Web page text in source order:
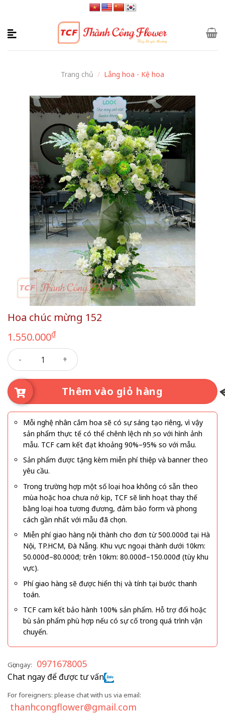
content
Trang chủ / Lẵng hoa - Kệ hoa
Hoa chúc mừng 152
1.550.000₫
Hoa chúc mừng 152 số lượng
Thêm vào giỏ hàng
Mỗi nghệ nhân cắm hoa sẽ có sự sáng tạo riêng, vì vậy
sản phẩm thực tế có thể chênh lệch nhẹ so với hình ảnh
mẫu. TCF cam kết đạt khoảng 90%–95% so với mẫu.
Sản phẩm được tặng kèm miễn phí thiệp và banner theo
yêu cầu.
Trong trường hợp một số loại hoa không có sẵn theo
mùa hoặc hoa chưa nở kịp, TCF sẽ linh hoạt thay thế
bằng loại hoa tương đương, đảm bảo form và phong
cách gần nhất với mẫu đã chọn.
Miễn phí giao hàng nội thành cho đơn từ 500.000đ tại Hà
Nội, TP.HCM, Đà Nẵng. Khu vực ngoại thành dưới 10km:
50.000đ–80.000đ; trên 10km: 80.000đ–150.000đ (tùy khu
vực).
Phí giao hàng sẽ được hiển thị và tính tại bước thanh
toán.
TCF cam kết bảo hành 100% sản phẩm. Hỗ trợ đổi hoặc
bù sản phẩm phù hợp nếu có sự cố trong quá trình vận
chuyển.
Gọi ngay: 0971678005
Chat ngay để được tư vấn
For foreigners: please chat with us via email:
thanhcongflower@gmail.com